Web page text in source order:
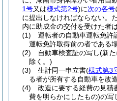
1号又は様式第2号)に次の各号
に提出しなければならない。
内に助成金の交付を受けた者
(1)
運転者の自動車運転免許
運転免許取得前の者である
(2)
自動車検査証の写し(新
除く。)
(3)
生計同一申立書(様式第3
る者が所有する自動車を改
(4)
改造に要する経費の見積
費を明らかにしたもの)の写